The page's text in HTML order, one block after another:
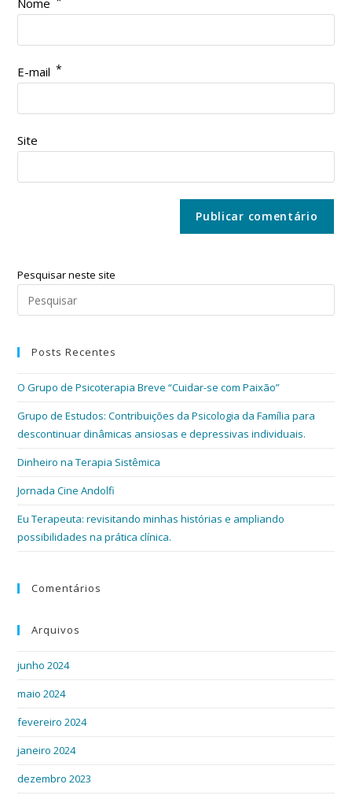
Nome
E-mail *
Site
Pesquisar neste site
Posts Recentes
O Grupo de Psicoterapia Breve “Cuidar-se com Paixão”
Grupo de Estudos: Contribuições da Psicologia da Família para
descontinuar dinâmicas ansiosas e depressivas individuais.
Dinheiro na Terapia Sistêmica
Jornada Cine Andolfi
Eu Terapeuta: revisitando minhas histórias e ampliando
possibilidades na prática clínica.
Comentários
Arquivos
junho 2024
maio 2024
fevereiro 2024
janeiro 2024
dezembro 2023